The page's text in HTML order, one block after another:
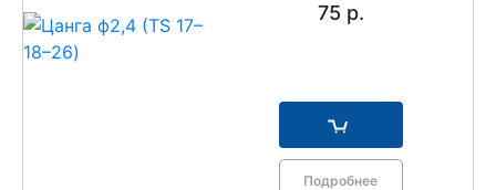
75 р.
Подробнее